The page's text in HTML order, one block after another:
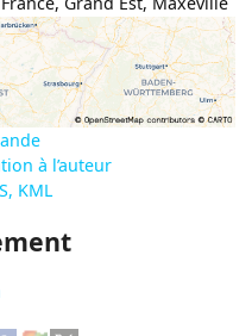
à l’auteur
KML